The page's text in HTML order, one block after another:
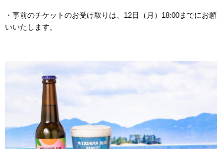
・事前のチケットのお受け取りは、12日（月）18:00までにお願
いいたします。